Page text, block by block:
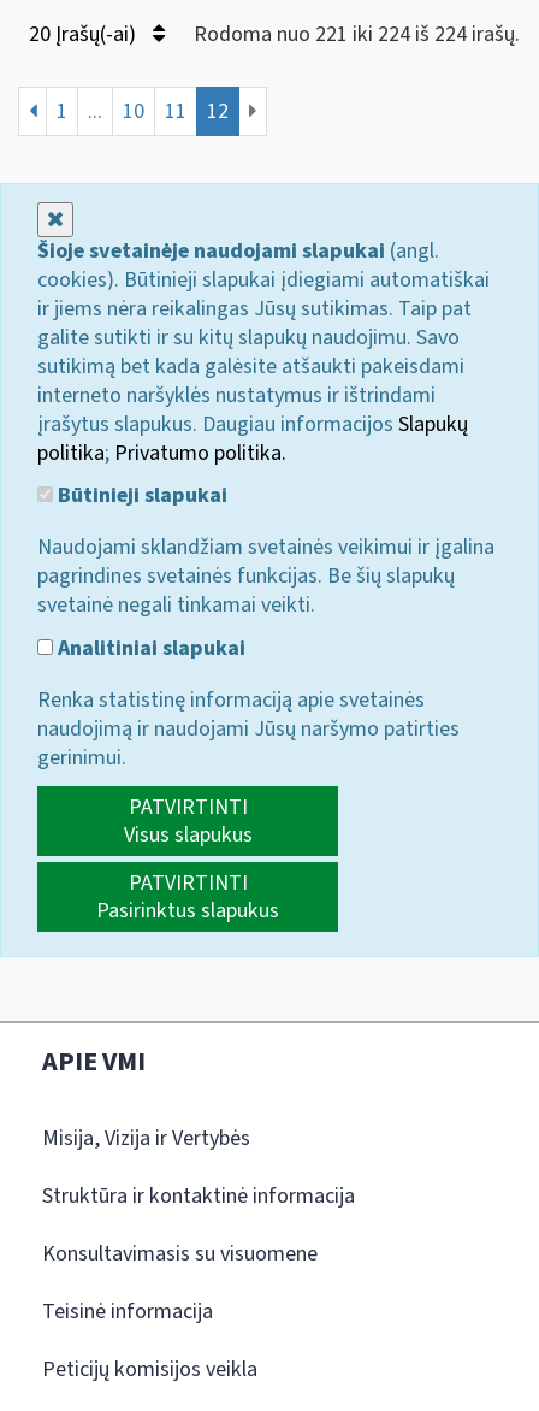
20 Įrašų(-ai) Rodoma nuo 221 iki 224 iš 224 irašų.
1 ... 10 11 12
Šioje svetainėje naudojami slapukai (angl.
cookies). Būtinieji slapukai įdiegiami automatiškai
ir jiems nėra reikalingas Jūsų sutikimas. Taip pat
galite sutikti ir su kitų slapukų naudojimu. Savo
sutikimą bet kada galėsite atšaukti pakeisdami
interneto naršyklės nustatymus ir ištrindami
įrašytus slapukus. Daugiau informacijos Slapukų
politika; Privatumo politika.
Būtinieji slapukai
Naudojami sklandžiam svetainės veikimui ir įgalina
pagrindines svetainės funkcijas. Be šių slapukų
svetainė negali tinkamai veikti.
Analitiniai slapukai
Renka statistinę informaciją apie svetainės
naudojimą ir naudojami Jūsų naršymo patirties
gerinimui.
PATVIRTINTI
Visus slapukus
PATVIRTINTI
Pasirinktus slapukus
APIE VMI
Misija, Vizija ir Vertybės
Struktūra ir kontaktinė informacija
Konsultavimasis su visuomene
Teisinė informacija
Peticijų komisijos veikla